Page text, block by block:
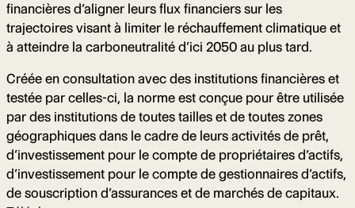
financières d’aligner leurs flux financiers sur les
trajectoires visant à limiter le réchauffement climatique et
à atteindre la carboneutralité d’ici 2050 au plus tard.
Créée en consultation avec des institutions financières et
testée par celles-ci, la norme est conçue pour être utilisée
par des institutions de toutes tailles et de toutes zones
géographiques dans le cadre de leurs activités de prêt,
d’investissement pour le compte de propriétaires d’actifs,
d’investissement pour le compte de gestionnaires d’actifs,
de souscription d’assurances et de marchés de capitaux.